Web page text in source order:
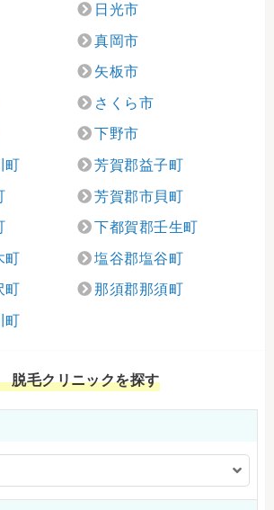
日光市
真岡市
矢板市
さくら市
下野市
町 芳賀郡益子町
芳賀郡市貝町
下都賀郡壬生町
町 塩谷郡塩谷町
町 那須郡那須町
町
脱毛クリニックを探す